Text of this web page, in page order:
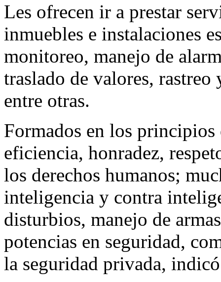
Les ofrecen ir a prestar
inmuebles e instalaciones
monitoreo, manejo de
traslado de valores,
entre otras.
Formados en los
eficiencia, honradez,
los derechos humanos;
inteligencia y contra
disturbios, manejo de
potencias en seguridad,
la seguridad privada,